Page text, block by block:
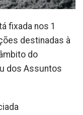
fixada nos 1
destinadas à
do
dos Assuntos